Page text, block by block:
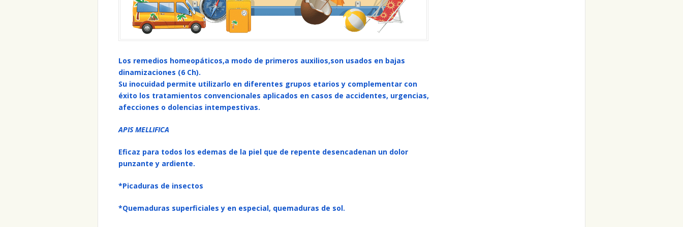
Los remedios homeopáticos,a modo de primeros auxilios,son usados en bajas
dinamizaciones (6 Ch).
Su inocuidad permite utilizarlo en diferentes grupos etarios y complementar con
éxito los tratamientos convencionales aplicados en casos de accidentes, urgencias,
afecciones o dolencias intempestivas.
APIS MELLIFICA
Eficaz para todos los edemas de la piel que de repente desencadenan un dolor
punzante y ardiente.
*Picaduras de insectos
*Quemaduras superficiales y en especial, quemaduras de sol.